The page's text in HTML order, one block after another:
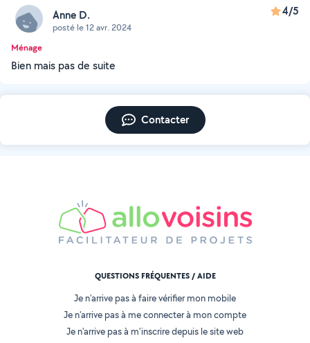
Anne D.
posté le 12 avr. 2024
4/5
Ménage
Bien mais pas de suite
Contacter
QUESTIONS FRÉQUENTES / AIDE
Je n'arrive pas à faire vérifier mon mobile
Je n'arrive pas à me connecter à mon compte
Je n'arrive pas à m'inscrire depuis le site web